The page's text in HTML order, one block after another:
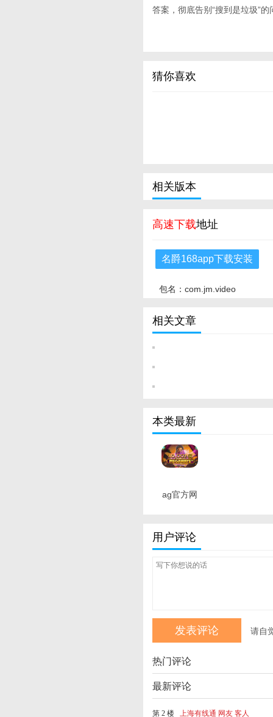
答案，彻底告别“搜到是垃圾”的
猜你喜欢
相关版本
高速下载地址
名爵168app下载安装
包名：com.jm.video
相关文章
本类最新
ag官方网
用户评论
请自
热门评论
最新评论
第 2 楼 上海有线通 网友 客人